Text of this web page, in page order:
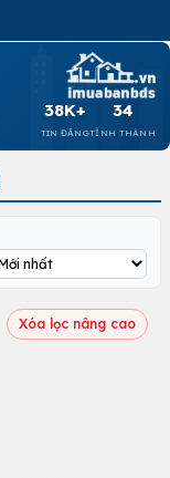
38K+
TIN ĐĂNG
34
TỈNH THÀNH
Xóa lọc nâng cao